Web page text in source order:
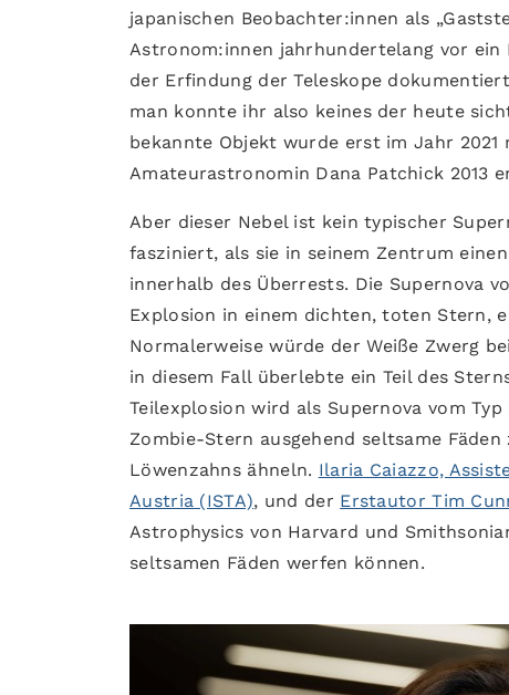
japanischen Beobachter:innen als
Astronom:innen jahrhundertelang vor ein
der Erfindung der Teleskope
man konnte ihr also keines der heute
bekannte Objekt wurde erst im Jahr
Amateurastronomin Dana Patchick 2013
Aber dieser Nebel ist kein typischer
fasziniert, als sie in seinem Zentrum
innerhalb des Überrests. Die Supernova
Explosion in einem dichten, toten Stern,
Normalerweise würde der Weiße Zwerg
in diesem Fall überlebte ein Teil des
Teilexplosion wird als Supernova vom
Zombie-Stern ausgehend seltsame
Löwenzahns ähneln. Ilaria Caiazzo,
Austria (ISTA), und der Erstautor Tim
Astrophysics von Harvard und
seltsamen Fäden werfen können.